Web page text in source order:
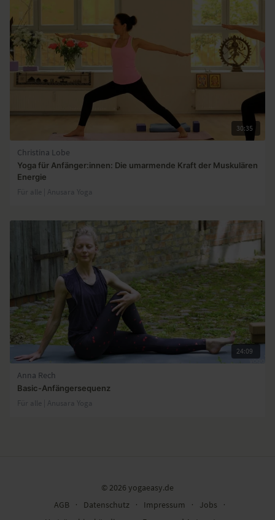
30:35
Christina Lobe
Yoga für Anfänger:innen: Die umarmende Kraft der Muskulären
Energie
Für alle | Anusara Yoga
24:09
Anna Rech
Basic-Anfängersequenz
Für alle | Anusara Yoga
© 2026 yogaeasy.de
AGB
∙ Datenschutz ∙ Impressum ∙ Jobs
∙